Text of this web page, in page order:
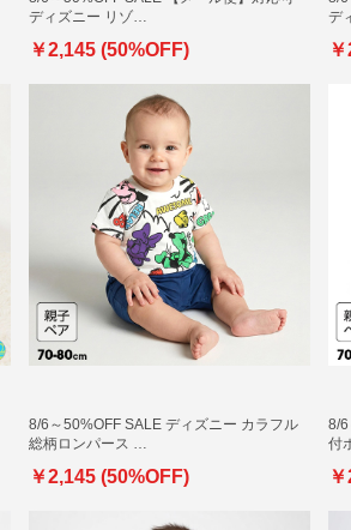
ディズニー リゾ…
￥2,145 (50%OFF)
デ
8/6～50%OFF SALE ディズニー カラフル
総柄ロンパース …
￥2,145 (50%OFF)
8/6
付